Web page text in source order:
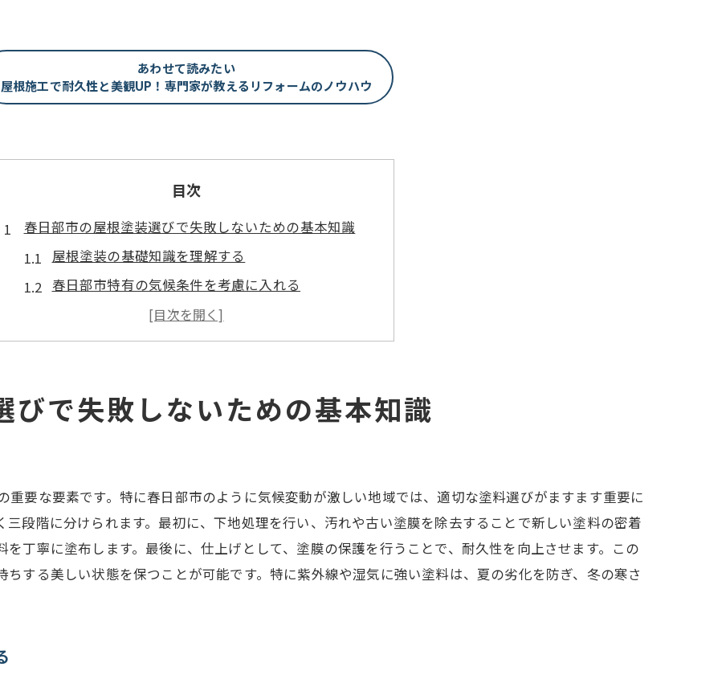
あわせて読みたい
屋根施工で耐久性と美観UP！専門家が教えるリフォームのノウハウ
目次
春日部市の屋根塗装選びで失敗しないための基本知識
屋根塗装の基礎知識を理解する
春日部市特有の気候条件を考慮に入れる
耐久性と美観を兼ね備えた塗料選び
施工前に考慮すべき重要ポイント
塗装後のメンテナンスの重要性
地域密着型の屋根塗装業者を選ぶ重要性
地域密着型業者のメリットを知る
口コミと評判の調査方法
地元業者とのコミュニケーションのコツ
春日部市内での事例紹介
びで失敗しないための基本知識
要な要素です。特に春日部市のように気候変動が激しい地域では、適切な塗料選びがますます重要に
段階に分けられます。最初に、下地処理を行い、汚れや古い塗膜を除去することで新しい塗料の密着
丁寧に塗布します。最後に、仕上げとして、塗膜の保護を行うことで、耐久性を向上させます。この
する美しい状態を保つことが可能です。特に紫外線や湿気に強い塗料は、夏の劣化を防ぎ、冬の寒さ